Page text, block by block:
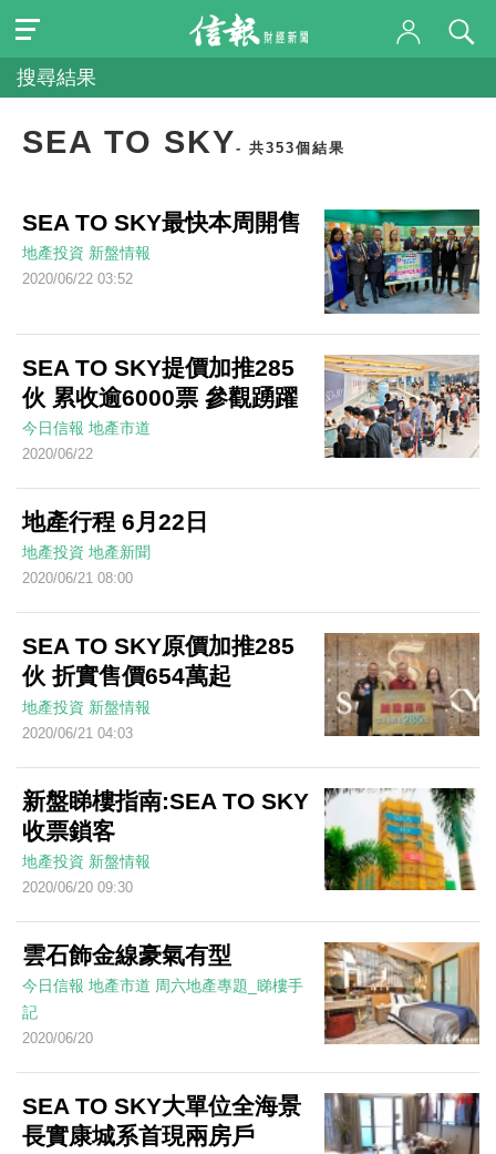
搜尋結果
SEA TO SKY- 共353個結果
SEA TO SKY最快本周開售
地產投資 新盤情報
2020/06/22 03:52
SEA TO SKY提價加推285
伙 累收逾6000票 參觀踴躍
今日信報 地產市道
2020/06/22
地產行程 6月22日
地產投資 地產新聞
2020/06/21 08:00
SEA TO SKY原價加推285
伙 折實售價654萬起
地產投資 新盤情報
2020/06/21 04:03
新盤睇樓指南:SEA TO SKY
收票鎖客
地產投資 新盤情報
2020/06/20 09:30
雲石飾金線豪氣有型
今日信報 地產市道 周六地產專題_睇樓手
記
2020/06/20
SEA TO SKY大單位全海景
長實康城系首現兩房戶